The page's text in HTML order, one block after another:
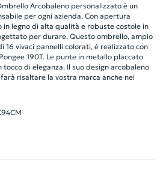
Arcobaleno personalizzato è un
per ogni azienda. Con apertura
in legno di alta qualità e robuste costole in
per durare. Questo ombrello, ampio
16 vivaci pannelli colorati, è realizzato con
190T. Le punte in metallo placcato
tocco di eleganza. Il suo design arcobaleno
risaltare la vostra marca anche nei